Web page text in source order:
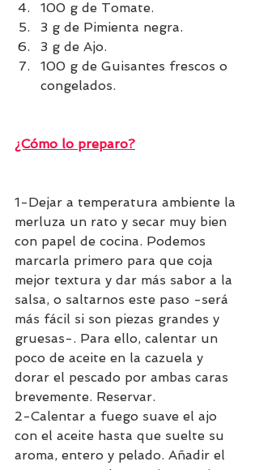
100 g de Tomate.
3 g de Pimienta negra.
3 g de Ajo.
100 g de Guisantes frescos o
congelados.
¿Cómo lo preparo?
1-Dejar a temperatura ambiente la
merluza un rato y secar muy bien
con papel de cocina. Podemos
marcarla primero para que coja
mejor textura y dar más sabor a la
salsa, o saltarnos este paso -será
más fácil si son piezas grandes y
gruesas-. Para ello, calentar un
poco de aceite en la cazuela y
dorar el pescado por ambas caras
brevemente. Reservar.
2-Calentar a fuego suave el ajo
con el aceite hasta que suelte su
aroma, entero y pelado. Añadir el